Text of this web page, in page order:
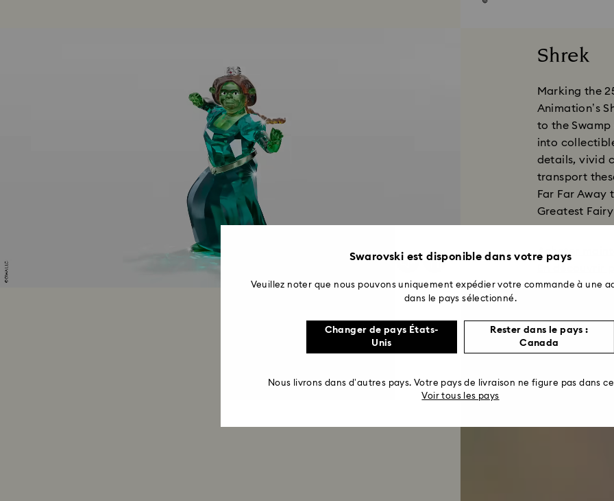
Shrek
Marking the
Animation’s
to the Swamp
into
details, vivid
transport
Far Far Away
Greatest
Swarovski est disponible dans votre pays
Veuillez noter que nous pouvons uniquement expédier votre commande à une
dans le pays sélectionné.
Changer de pays États-
Unis
Rester dans le pays :
Canada
Nous livrons dans d’autres pays. Votre pays de livraison ne figure pas dans
Voir tous les pays